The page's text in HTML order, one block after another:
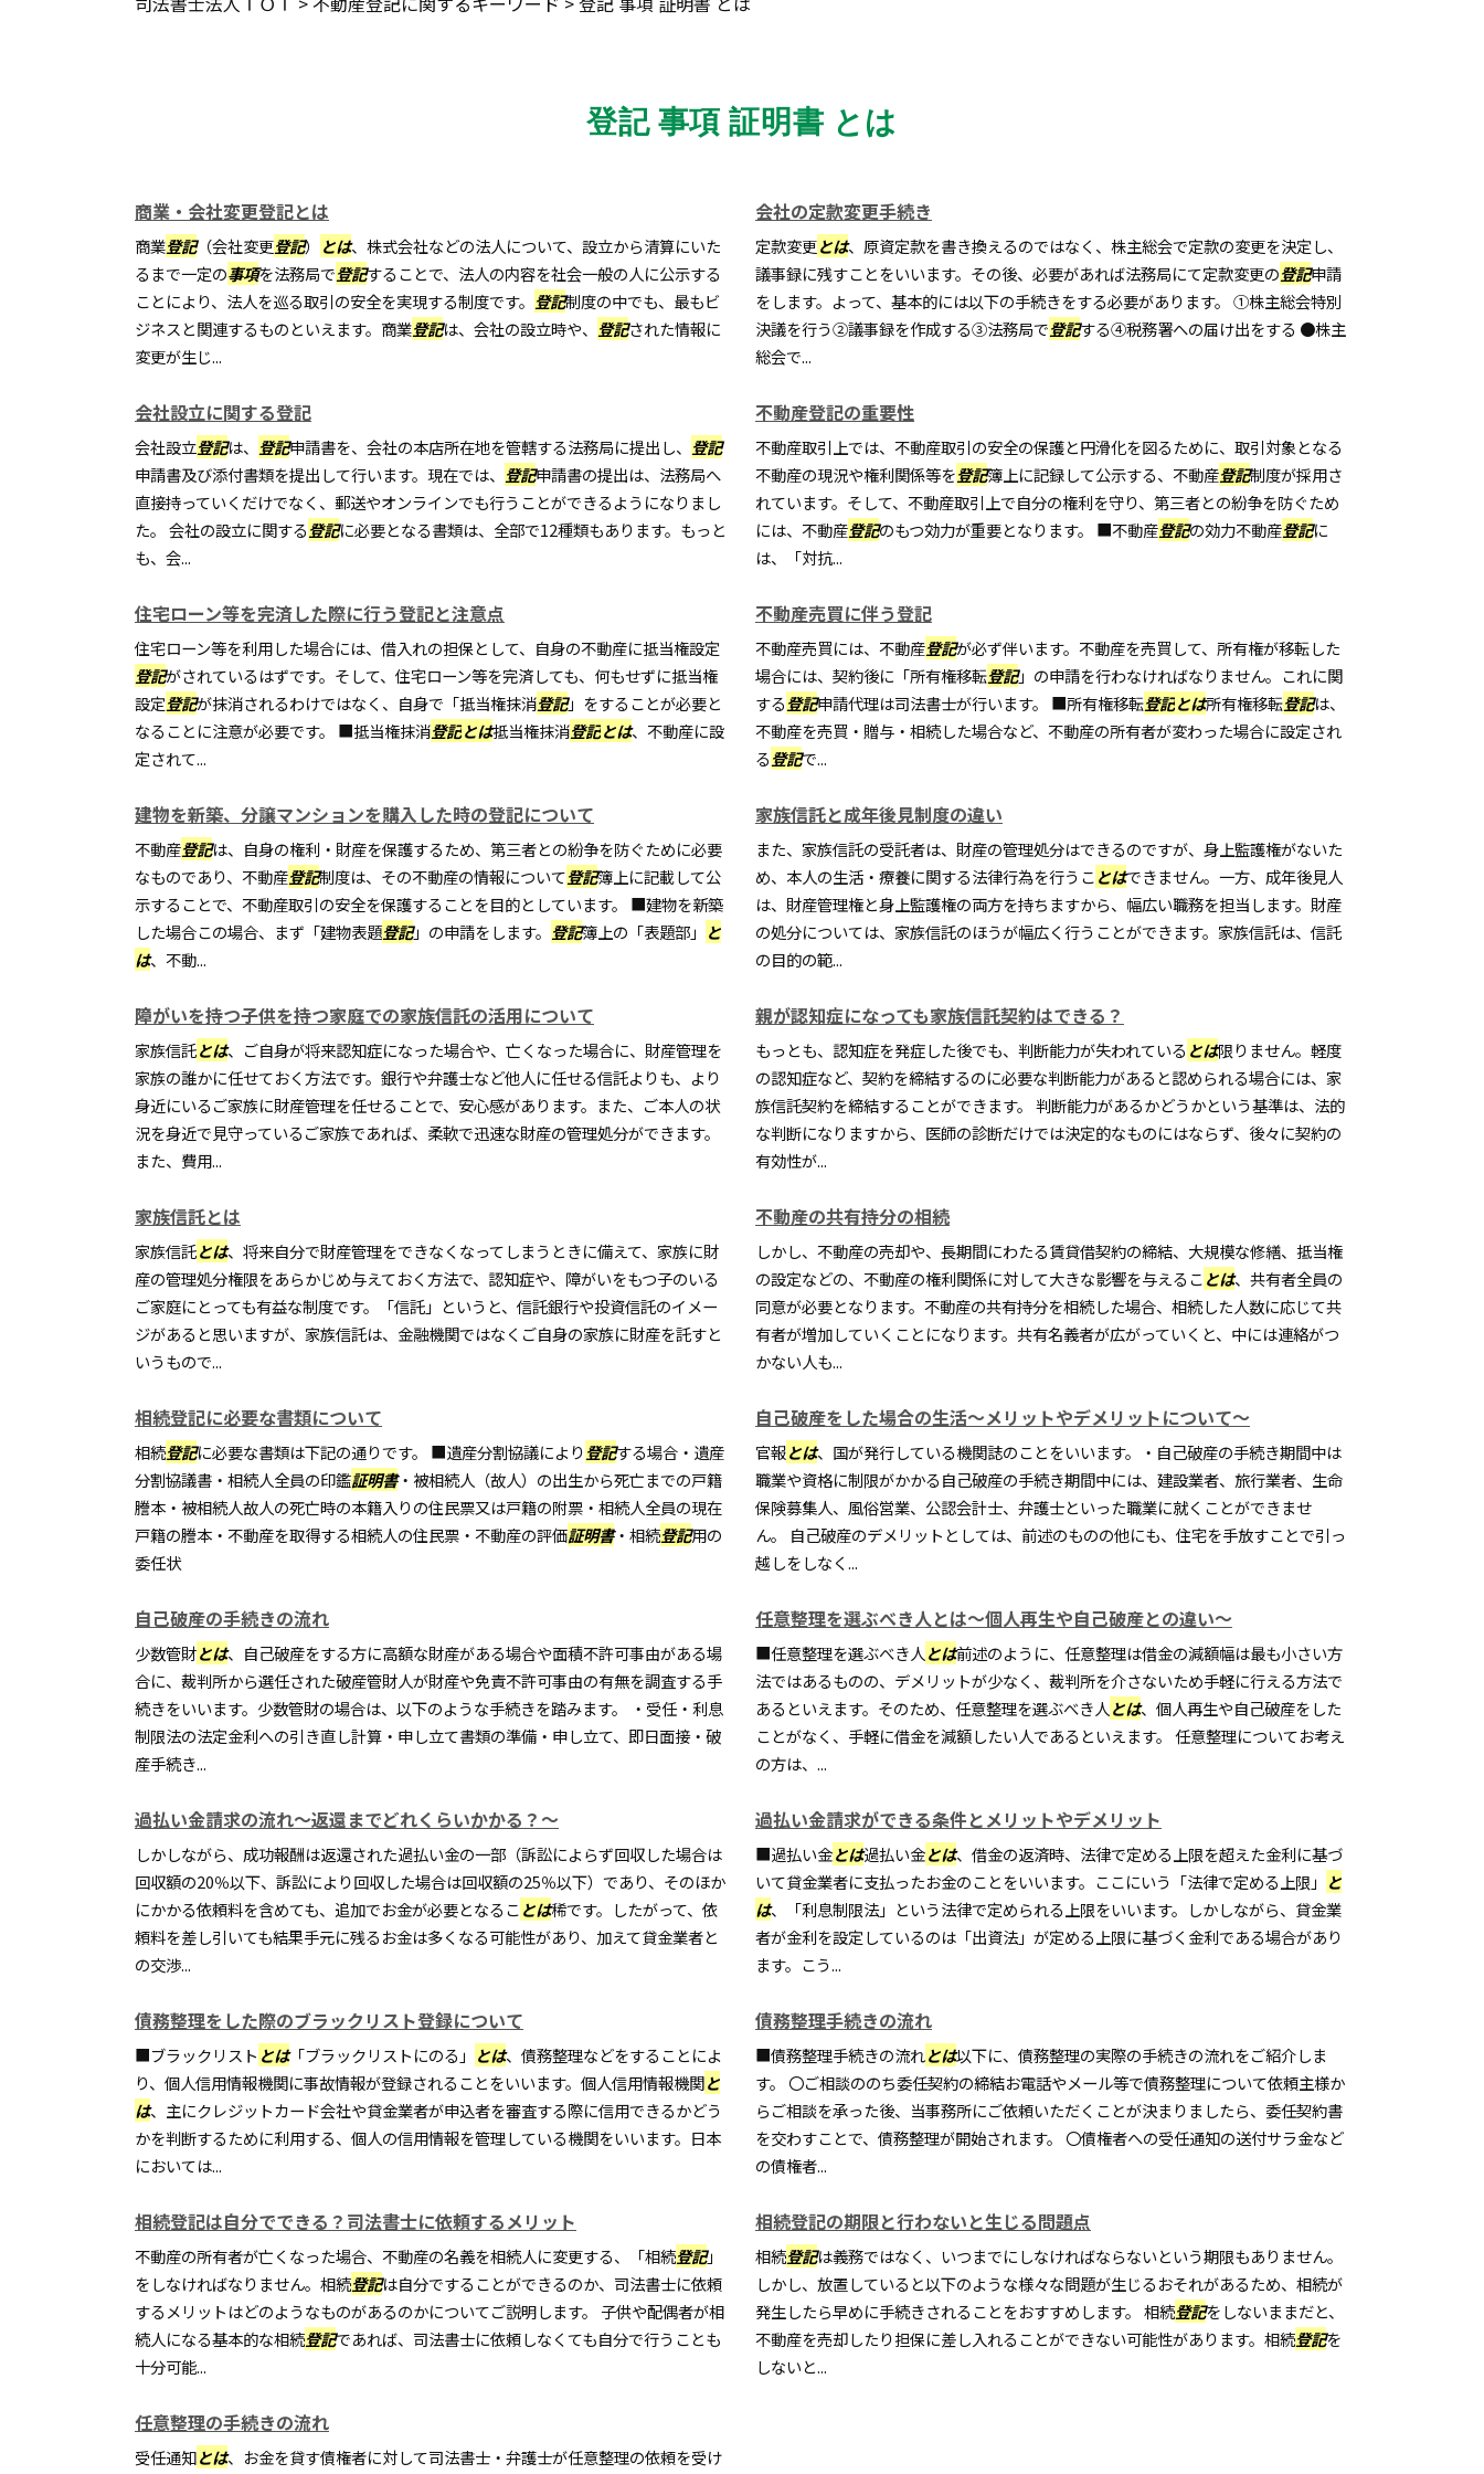
登記 事項 証明書 とは
商業・会社変更登記とは
商業登記（会社変更登記） とは、株式会社などの法人について、設立から清算にいた
るまで一定の事項を法務局で登記することで、法人の内容を社会一般の人に公示する
ことにより、法人を巡る取引の安全を実現する制度です。 登記制度の中でも、最もビ
ジネスと関連するものといえます。商業登記は、会社の設立時や、 登記された情報に
変更が生じ...
会社の定款変更手続き
定款変更とは、原資定款を書き換えるのではなく、株主総会で定款の変更を決定し、
議事録に残すことをいいます。その後、必要があれば法務局にて定款変更の登記申請
をします。よって、基本的には以下の手続きをする必要があります。 ①株主総会特別
決議を行う②議事録を作成する③法務局で登記する④税務署への届け出をする ●株主
総会で...
会社設立に関する登記
会社設立登記は、 登記申請書を、会社の本店所在地を管轄する法務局に提出し、 登記
申請書及び添付書類を提出して行います。現在では、 登記申請書の提出は、法務局へ
直接持っていくだけでなく、郵送やオンラインでも行うことができるようになりまし
た。 会社の設立に関する登記に必要となる書類は、全部で12種類もあります。もっと
も、会...
不動産登記の重要性
不動産取引上では、不動産取引の安全の保護と円滑化を図るために、取引対象となる
不動産の現況や権利関係等を登記簿上に記録して公示する、不動産登記制度が採用さ
れています。そして、不動産取引上で自分の権利を守り、第三者との紛争を防ぐため
には、不動産登記のもつ効力が重要となります。 ■不動産登記の効力不動産登記に
は、「対抗...
住宅ローン等を完済した際に行う登記と注意点
住宅ローン等を利用した場合には、借入れの担保として、自身の不動産に抵当権設定
登記がされているはずです。そして、住宅ローン等を完済しても、何もせずに抵当権
設定登記が抹消されるわけではなく、自身で「抵当権抹消登記」をすることが必要と
なることに注意が必要です。 ■抵当権抹消登記とは抵当権抹消登記とは、不動産に設
定されて...
不動産売買に伴う登記
不動産売買には、不動産登記が必ず伴います。不動産を売買して、所有権が移転した
場合には、契約後に「所有権移転登記」の申請を行わなければなりません。これに関
する登記申請代理は司法書士が行います。 ■所有権移転登記とは所有権移転登記は、
不動産を売買・贈与・相続した場合など、不動産の所有者が変わった場合に設定され
る登記で...
建物を新築、分譲マンションを購入した時の登記について
不動産登記は、自身の権利・財産を保護するため、第三者との紛争を防ぐために必要
なものであり、不動産登記制度は、その不動産の情報について登記簿上に記載して公
示することで、不動産取引の安全を保護することを目的としています。 ■建物を新築
した場合この場合、まず「建物表題登記」の申請をします。 登記簿上の「表題部」 と
は、不動...
家族信託と成年後見制度の違い
また、家族信託の受託者は、財産の管理処分はできるのですが、身上監護権がないた
め、本人の生活・療養に関する法律行為を行うことはできません。一方、成年後見人
は、財産管理権と身上監護権の両方を持ちますから、幅広い職務を担当します。財産
の処分については、家族信託のほうが幅広く行うことができます。家族信託は、信託
の目的の範...
障がいを持つ子供を持つ家庭での家族信託の活用について
家族信託とは、ご自身が将来認知症になった場合や、亡くなった場合に、財産管理を
家族の誰かに任せておく方法です。銀行や弁護士など他人に任せる信託よりも、より
身近にいるご家族に財産管理を任せることで、安心感があります。また、ご本人の状
況を身近で見守っているご家族であれば、柔軟で迅速な財産の管理処分ができます。
また、費用...
親が認知症になっても家族信託契約はできる？
もっとも、認知症を発症した後でも、判断能力が失われている とは限りません。軽度
の認知症など、契約を締結するのに必要な判断能力があると認められる場合には、家
族信託契約を締結することができます。 判断能力があるかどうかという基準は、法的
な判断になりますから、医師の診断だけでは決定的なものにはならず、後々に契約の
有効性が...
家族信託とは
家族信託とは、将来自分で財産管理をできなくなってしまうときに備えて、家族に財
産の管理処分権限をあらかじめ与えておく方法で、認知症や、障がいをもつ子のいる
ご家庭にとっても有益な制度です。「信託」というと、信託銀行や投資信託のイメー
ジがあると思いますが、家族信託は、金融機関ではなくご自身の家族に財産を託すと
いうもので...
不動産の共有持分の相続
しかし、不動産の売却や、長期間にわたる賃貸借契約の締結、大規模な修繕、抵当権
の設定などの、不動産の権利関係に対して大きな影響を与えることは、共有者全員の
同意が必要となります。不動産の共有持分を相続した場合、相続した人数に応じて共
有者が増加していくことになります。共有名義者が広がっていくと、中には連絡がつ
かない人も...
相続登記に必要な書類について
相続登記に必要な書類は下記の通りです。 ■遺産分割協議により登記する場合・遺産
分割協議書・相続人全員の印鑑証明書・被相続人（故人）の出生から死亡までの戸籍
謄本・被相続人故人の死亡時の本籍入りの住民票又は戸籍の附票・相続人全員の現在
戸籍の謄本・不動産を取得する相続人の住民票・不動産の評価証明書・相続登記用の
委任状
自己破産をした場合の生活～メリットやデメリットについて～
官報とは、国が発行している機関誌のことをいいます。・自己破産の手続き期間中は
職業や資格に制限がかかる自己破産の手続き期間中には、建設業者、旅行業者、生命
保険募集人、風俗営業、公認会計士、弁護士といった職業に就くことができませ
ん。 自己破産のデメリットとしては、前述のものの他にも、住宅を手放すことで引っ
越しをしなく...
自己破産の手続きの流れ
少数管財とは、自己破産をする方に高額な財産がある場合や面積不許可事由がある場
合に、裁判所から選任された破産管財人が財産や免責不許可事由の有無を調査する手
続きをいいます。少数管財の場合は、以下のような手続きを踏みます。 ・受任・利息
制限法の法定金利への引き直し計算・申し立て書類の準備・申し立て、即日面接・破
産手続き...
任意整理を選ぶべき人とは～個人再生や自己破産との違い～
■任意整理を選ぶべき人とは前述のように、任意整理は借金の減額幅は最も小さい方
法ではあるものの、デメリットが少なく、裁判所を介さないため手軽に行える方法で
あるといえます。そのため、任意整理を選ぶべき人とは、個人再生や自己破産をした
ことがなく、手軽に借金を減額したい人であるといえます。 任意整理についてお考え
の方は、...
過払い金請求の流れ～返還までどれくらいかかる？～
しかしながら、成功報酬は返還された過払い金の一部（訴訟によらず回収した場合は
回収額の20％以下、訴訟により回収した場合は回収額の25％以下）であり、そのほか
にかかる依頼料を含めても、追加でお金が必要となることは稀です。したがって、依
頼料を差し引いても結果手元に残るお金は多くなる可能性があり、加えて貸金業者と
の交渉...
過払い金請求ができる条件とメリットやデメリット
■過払い金とは過払い金とは、借金の返済時、法律で定める上限を超えた金利に基づ
いて貸金業者に支払ったお金のことをいいます。ここにいう「法律で定める上限」 と
は、「利息制限法」という法律で定められる上限をいいます。しかしながら、貸金業
者が金利を設定しているのは「出資法」が定める上限に基づく金利である場合があり
ます。こう...
債務整理をした際のブラックリスト登録について
■ブラックリスト とは「ブラックリストにのる」 とは、債務整理などをすることによ
り、個人信用情報機関に事故情報が登録されることをいいます。個人信用情報機関と
は、主にクレジットカード会社や貸金業者が申込者を審査する際に信用できるかどう
かを判断するために利用する、個人の信用情報を管理している機関をいいます。日本
においては...
債務整理手続きの流れ
■債務整理手続きの流れとは以下に、債務整理の実際の手続きの流れをご紹介しま
す。 〇ご相談ののち委任契約の締結お電話やメール等で債務整理について依頼主様か
らご相談を承った後、当事務所にご依頼いただくことが決まりましたら、委任契約書
を交わすことで、債務整理が開始されます。 〇債権者への受任通知の送付サラ金など
の債権者...
相続登記は自分でできる？司法書士に依頼するメリット
不動産の所有者が亡くなった場合、不動産の名義を相続人に変更する、「相続登記」
をしなければなりません。相続登記は自分ですることができるのか、司法書士に依頼
するメリットはどのようなものがあるのかについてご説明します。 子供や配偶者が相
続人になる基本的な相続登記であれば、司法書士に依頼しなくても自分で行うことも
十分可能...
相続登記の期限と行わないと生じる問題点
相続登記は義務ではなく、いつまでにしなければならないという期限もありません。
しかし、放置していると以下のような様々な問題が生じるおそれがあるため、相続が
発生したら早めに手続きされることをおすすめします。 相続登記をしないままだと、
不動産を売却したり担保に差し入れることができない可能性があります。相続登記を
しないと...
任意整理の手続きの流れ
受任通知とは、お金を貸す債権者に対して司法書士・弁護士が任意整理の依頼を受け